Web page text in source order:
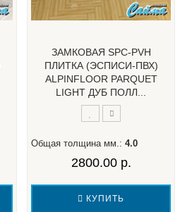
ЗАМКОВАЯ SPC-PVH
ПЛИТКА (ЭСПИСИ-ПВХ)
ALPINFLOOR PARQUET
LIGHT ДУБ ПОЛЛ...
Общая толщина мм.: 4.0
2800.00 р.
КУПИТЬ